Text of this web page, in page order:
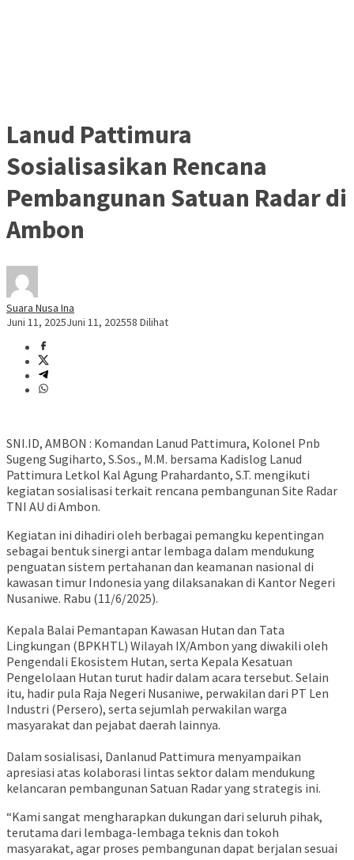
Lanud Pattimura
Sosialisasikan Rencana
Pembangunan Satuan Radar di
Ambon
Suara Nusa Ina
Juni 11, 2025Juni 11, 202558 Dilihat
SNI.ID, AMBON : Komandan Lanud Pattimura, Kolonel Pnb
Sugeng Sugiharto, S.Sos., M.M. bersama Kadislog Lanud
Pattimura Letkol Kal Agung Prahardanto, S.T. mengikuti
kegiatan sosialisasi terkait rencana pembangunan Site Radar
TNI AU di Ambon.
Kegiatan ini dihadiri oleh berbagai pemangku kepentingan
sebagai bentuk sinergi antar lembaga dalam mendukung
penguatan sistem pertahanan dan keamanan nasional di
kawasan timur Indonesia yang dilaksanakan di Kantor Negeri
Nusaniwe. Rabu (11/6/2025).
Kepala Balai Pemantapan Kawasan Hutan dan Tata
Lingkungan (BPKHTL) Wilayah IX/Ambon yang diwakili oleh
Pengendali Ekosistem Hutan, serta Kepala Kesatuan
Pengelolaan Hutan turut hadir dalam acara tersebut. Selain
itu, hadir pula Raja Negeri Nusaniwe, perwakilan dari PT Len
Industri (Persero), serta sejumlah perwakilan warga
masyarakat dan pejabat daerah lainnya.
Dalam sosialisasi, Danlanud Pattimura menyampaikan
apresiasi atas kolaborasi lintas sektor dalam mendukung
kelancaran pembangunan Satuan Radar yang strategis ini.
“Kami sangat mengharapkan dukungan dari seluruh pihak,
terutama dari lembaga-lembaga teknis dan tokoh
masyarakat, agar proses pembangunan dapat berjalan sesuai